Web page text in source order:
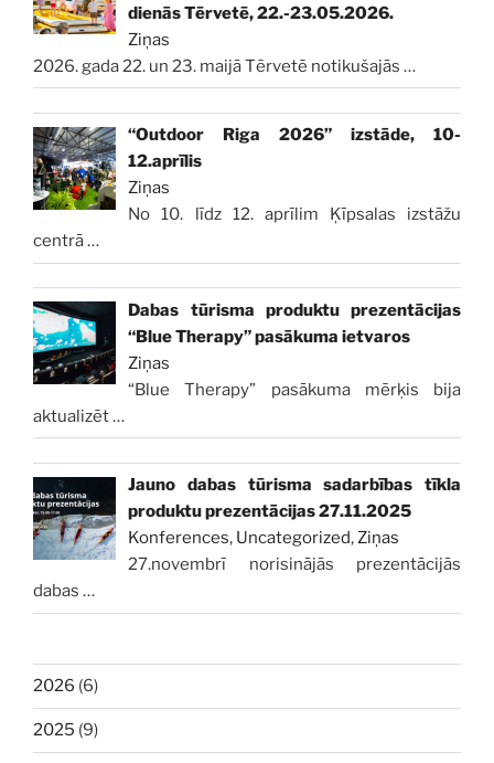
dienās Tērvetē, 22.-23.05.2026.
Ziņas
2026. gada 22. un 23. maijā Tērvetē notikušajās …
“Outdoor Riga 2026” izstāde, 10-
12.aprīlis
Ziņas
No 10. līdz 12. aprīlim Ķīpsalas izstāžu
centrā…
Dabas tūrisma produktu prezentācijas
“Blue Therapy” pasākuma ietvaros
Ziņas
“Blue Therapy” pasākuma mērķis bija
aktualizēt…
Jauno dabas tūrisma sadarbības tīkla
produktu prezentācijas 27.11.2025
Konferences, Uncategorized,Ziņas
27.novembrī norisinājās prezentācijās
dabas …
2026 (6)
2025 (9)